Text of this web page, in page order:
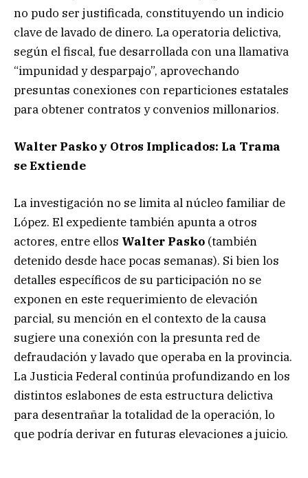
no pudo ser justificada, constituyendo un indicio
clave de lavado de dinero. La operatoria delictiva,
según el fiscal, fue desarrollada con una llamativa
“impunidad y desparpajo”, aprovechando
presuntas conexiones con reparticiones estatales
para obtener contratos y convenios millonarios.
Walter Pasko y Otros Implicados: La Trama
se Extiende
La investigación no se limita al núcleo familiar de
López. El expediente también apunta a otros
actores, entre ellos Walter Pasko (también
detenido desde hace pocas semanas). Si bien los
detalles específicos de su participación no se
exponen en este requerimiento de elevación
parcial, su mención en el contexto de la causa
sugiere una conexión con la presunta red de
defraudación y lavado que operaba en la provincia.
La Justicia Federal continúa profundizando en los
distintos eslabones de esta estructura delictiva
para desentrañar la totalidad de la operación, lo
que podría derivar en futuras elevaciones a juicio.